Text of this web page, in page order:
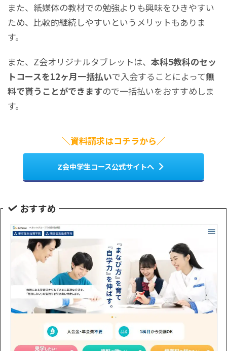
また、紙媒体の教材での勉強よりも興味をひきやすい
ため、比較的継続しやすいというメリットもありま
す。
また、Z会オリジナルタブレットは、 本科5教科のセッ
トコースを12ヶ月一括払いで入会することによって無
料で貰うことができますので一括払いをおすすめしま
す。
＼資料請求はコチラから／
Z会中学生コース公式サイトへ
おすすめ